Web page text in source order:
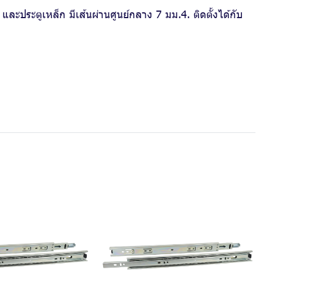
ละประตูเหล็ก มีเส้นผ่านศูนย์กลาง 7 มม.4. ติดตั้งได้กับ